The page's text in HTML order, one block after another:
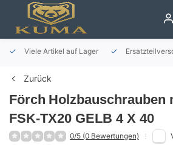
Viele Artikel auf Lager
Zurück
Förch Holzbauschrauben
FSK-TX20 GELB 4 X 40
0/5 (0 Bewertungen)